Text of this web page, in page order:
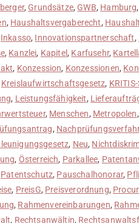
, Grundsätze, GWB, Hamburg,
, Haushaltsvergaberecht,
Inkasso, Innovationspartnerschaft,
, Kanzlei, Kapitel, Karfusehr,
, Konzession, Konzessionen,
Kreislaufwirtschaftsgesetz,
, Leistungsfähigkeit,
, Menschen, Metropolen,
,
, Neu,
, Österreich, Parkallee,
Patentschutz, Pauschalhonorar,
, PreisG, Preisverordnung,
, Rahmenvereinbarungen,
, Rechtsanwältin,